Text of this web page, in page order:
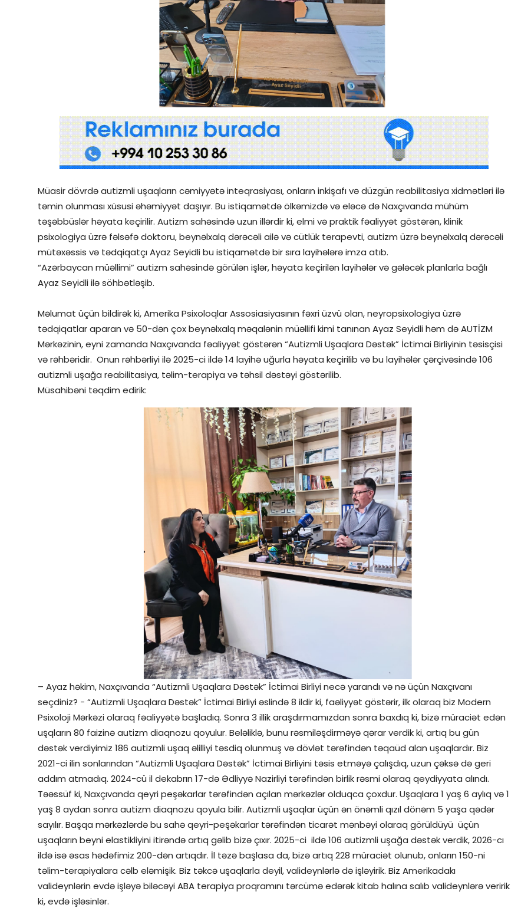
Müasir dövrdə autizmli uşaqların cəmiyyətə inteqrasiyası, onların inkişafı və düzgün reabilitasiya xidmətləri ilə
təmin olunması xüsusi əhəmiyyət daşıyır. Bu istiqamətdə ölkəmizdə və eləcə də Naxçıvanda mühüm
təşəbbüslər həyata keçirilir. Autizm sahəsində uzun illərdir ki, elmi və praktik fəaliyyət göstərən, klinik
psixologiya üzrə fəlsəfə doktoru, beynəlxalq dərəcəli ailə və cütlük terapevti, autizm üzrə beynəlxalq dərəcəli
mütəxəssis və tədqiqatçı Ayaz Seyidli bu istiqamətdə bir sıra layihələrə imza atıb.
“Azərbaycan müəllimi” autizm sahəsində görülən işlər, həyata keçirilən layihələr və gələcək planlarla bağlı
Ayaz Seyidli ilə söhbətləşib.
Məlumat üçün bildirək ki, Amerika Psixoloqlar Assosiasiyasının fəxri üzvü olan, neyropsixologiya üzrə
tədqiqatlar aparan və 50-dən çox beynəlxalq məqalənin müəllifi kimi tanınan Ayaz Seyidli həm də AUTİZM
Mərkəzinin, eyni zamanda Naxçıvanda fəaliyyət göstərən “Autizmli Uşaqlara Dəstək” İctimai Birliyinin təsisçisi
və rəhbəridir. Onun rəhbərliyi ilə 2025-ci ildə 14 layihə uğurla həyata keçirilib və bu layihələr çərçivəsində 106
autizmli uşağa reabilitasiya, təlim-terapiya və təhsil dəstəyi göstərilib.
Müsahibəni təqdim edirik:
– Ayaz həkim, Naxçıvanda “Autizmli Uşaqlara Dəstək” İctimai Birliyi necə yarandı və nə üçün Naxçıvanı
seçdiniz? - “Autizmli Uşaqlara Dəstək” İctimai Birliyi əslində 8 ildir ki, faəliyyət göstərir, ilk olaraq biz Modern
Psixoloji Mərkəzi olaraq fəaliyyətə başladıq. Sonra 3 illik araşdırmamızdan sonra baxdıq ki, bizə müraciət edən
uşqların 80 faizinə autizm diaqnozu qoyulur. Beləliklə, bunu rəsmiləşdirməyə qərar verdik ki, artıq bu gün
dəstək verdiyimiz 186 autizmli uşaq əlilliyi təsdiq olunmuş və dövlət tərəfindən təqaüd alan uşaqlardır. Biz
2021-ci ilin sonlarından “Autizmli Uşaqlara Dəstək” İctimai Birliyini təsis etməyə çalışdıq, uzun çəksə də geri
addım atmadıq. 2024-cü il dekabrın 17-də Ədliyyə Nazirliyi tərəfindən birlik rəsmi olaraq qeydiyyata alındı.
Təəssüf ki, Naxçıvanda qeyri peşəkarlar tərəfindən açılan mərkəzlər olduqca çoxdur. Uşaqlara 1 yaş 6 aylıq və 1
yaş 8 aydan sonra autizm diaqnozu qoyula bilir. Autizmli uşaqlar üçün ən önəmli qızıl dönəm 5 yaşa qədər
sayılır. Başqa mərkəzlərdə bu sahə qeyri-peşəkarlar tərəfindən ticarət mənbəyi olaraq görüldüyü üçün
uşaqların beyni elastikliyini itirəndə artıq gəlib bizə çıxır. 2025-ci ildə 106 autizmli uşağa dəstək verdik, 2026-cı
ildə isə əsas hədəfimiz 200-dən artıqdır. İl təzə başlasa da, bizə artıq 228 müraciət olunub, onların 150-ni
təlim-terapiyalara cəlb eləmişik. Biz təkcə uşaqlarla deyil, valideynlərlə də işləyirik. Biz Amerikadakı
valideynlərin evdə işləyə biləcəyi ABA terapiya proqramını tərcümə edərək kitab halına salıb valideynlərə veririk
ki, evdə işləsinlər.